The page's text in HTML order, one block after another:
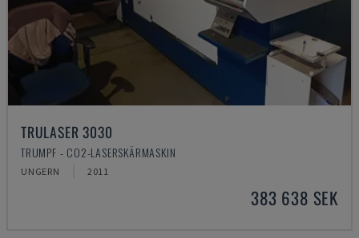
TRULASER 3030
TRUMPF - CO2-LASERSKÄRMASKIN
UNGERN 2011
383 638 SEK